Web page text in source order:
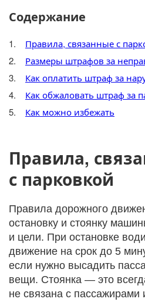
Содержание
Правила, связанные с
Размеры штрафов за
Как оплатить штраф за
Как обжаловать штраф за
Как можно избежать
Правила,
с парковкой
Правила дорожного
остановку и стоянку
и цели. При остановке
движение на срок до 5
если нужно высадить
вещи. Стоянка — это
не связана с пассажирами